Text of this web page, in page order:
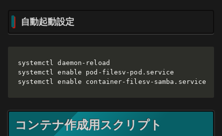
自動起動設定
systemctl daemon-reload
systemctl enable pod-filesv-pod.service
systemctl enable container-filesv-samba.service
コンテナ作成用スクリプト